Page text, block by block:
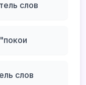
слов
слов